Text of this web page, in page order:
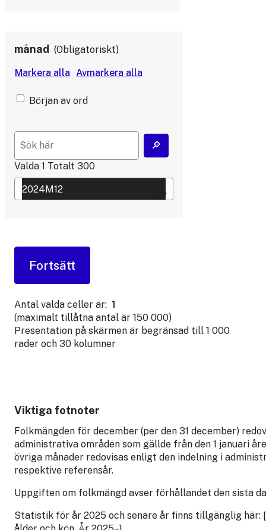
månad Obligatoriskt
Början av ord
Valda 1 Totalt 300
Antal valda celler är: 1
(maximalt tillåtna antal är 150 000)
Presentation på skärmen är begränsad till 1 000
rader och 30 kolumner
Viktiga fotnoter
Folkmängden för december (per den 31 december)
administrativa områden som gällde från den 1 januari
övriga månader redovisas enligt den indelning i
respektive referensår.
Uppgiften om folkmängd avser förhållandet den sista
Statistik för år 2025 och senare år finns tillgänglig här: